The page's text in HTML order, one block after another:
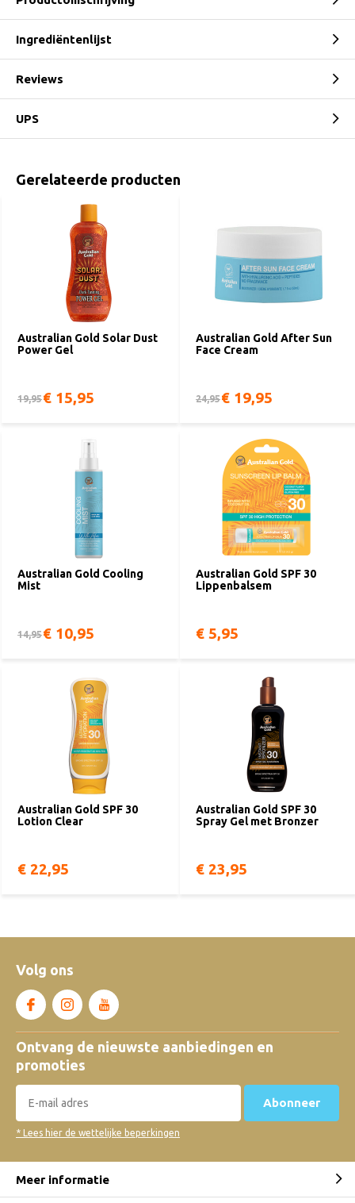
Ingrediëntenlijst
Reviews
UPS
Gerelateerde producten
Australian Gold Solar Dust
Power Gel
19,95€ 15,95
Australian Gold After Sun
Face Cream
24,95€ 19,95
Australian Gold Cooling
Mist
14,95€ 10,95
Australian Gold SPF 30
Lippenbalsem
€ 5,95
Australian Gold SPF 30
Lotion Clear
€ 22,95
Australian Gold SPF 30
Spray Gel met Bronzer
€ 23,95
Volg ons
Ontvang de nieuwste aanbiedingen en
promoties
Abonneer
* Lees hier de wettelijke beperkingen
Meer informatie